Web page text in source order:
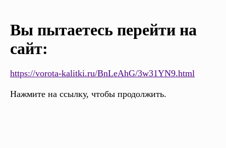
Вы пытаетесь перейти на
сайт:
https://vorota-kalitki.ru/BnLeAhG/3w31YN9.html
Нажмите на ссылку, чтобы продолжить.